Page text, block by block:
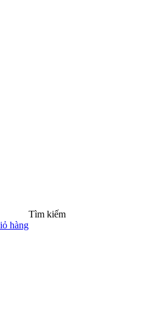
hàng
Tìm kiếm